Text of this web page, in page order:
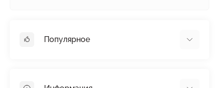
Популярное